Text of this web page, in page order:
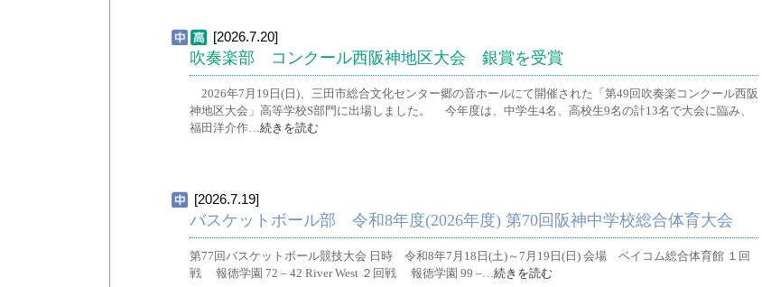
[2026.7.20]
吹奏楽部 コンクール西阪神地区大会 銀賞を受賞
2026年7月19日(日)、三田市総合文化センター郷の音ホールにて開催された「第49回吹奏楽コンクール西阪
神地区大会」高等学校S部門に出場しました。 今年度は、中学生4名、高校生9名の計13名で大会に臨み、
福田洋介作…続きを読む
[2026.7.19]
バスケットボール部 令和8年度(2026年度) 第70回阪神中学校総合体育大会
第77回バスケットボール競技大会 日時 令和8年7月18日(土)～7月19日(日) 会場 ベイコム総合体育館 １回
戦 報徳学園 72 – 42 River West ２回戦 報徳学園 99 –…続きを読む